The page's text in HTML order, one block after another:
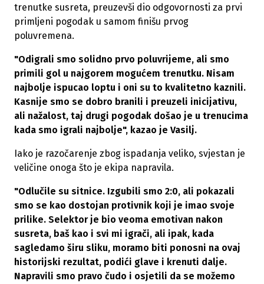
trenutke susreta, preuzevši dio odgovornosti za prvi
primljeni pogodak u samom finišu prvog
poluvremena.
"Odigrali smo solidno prvo poluvrijeme, ali smo
primili gol u najgorem mogućem trenutku. Nisam
najbolje ispucao loptu i oni su to kvalitetno kaznili.
Kasnije smo se dobro branili i preuzeli inicijativu,
ali nažalost, taj drugi pogodak došao je u trenucima
kada smo igrali najbolje", kazao je Vasilj.
Iako je razočarenje zbog ispadanja veliko, svjestan je
veličine onoga što je ekipa napravila.
"Odlučile su sitnice. Izgubili smo 2:0, ali pokazali
smo se kao dostojan protivnik koji je imao svoje
prilike. Selektor je bio veoma emotivan nakon
susreta, baš kao i svi mi igrači, ali ipak, kada
sagledamo širu sliku, moramo biti ponosni na ovaj
historijski rezultat, podići glave i krenuti dalje.
Napravili smo pravo čudo i osjetili da se možemo